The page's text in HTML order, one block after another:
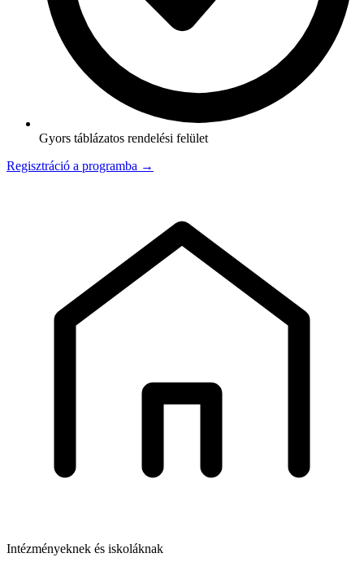
Gyors táblázatos rendelési felület
Regisztráció a programba →
Intézményeknek és iskoláknak